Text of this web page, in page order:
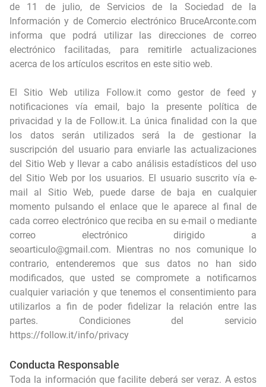
de 11 de julio, de Servicios de la Sociedad de la
Información y de Comercio electrónico BruceArconte.com
informa que podrá utilizar las direcciones de correo
electrónico facilitadas, para remitirle actualizaciones
acerca de los artículos escritos en este sitio web.
El Sitio Web utiliza Follow.it como gestor de feed y
notificaciones vía email, bajo la presente política de
privacidad y la de Follow.it. La única finalidad con la que
los datos serán utilizados será la de gestionar la
suscripción del usuario para enviarle las actualizaciones
del Sitio Web y llevar a cabo análisis estadísticos del uso
del Sitio Web por los usuarios. El usuario suscrito vía e-
mail al Sitio Web, puede darse de baja en cualquier
momento pulsando el enlace que le aparece al final de
cada correo electrónico que reciba en su e-mail o mediante
correo electrónico dirigido a
seoarticulo@gmail.com. Mientras no nos comunique lo
contrario, entenderemos que sus datos no han sido
modificados, que usted se compromete a notificarnos
cualquier variación y que tenemos el consentimiento para
utilizarlos a fin de poder fidelizar la relación entre las
partes. Condiciones del servicio
https://follow.it/info/privacy
Conducta Responsable
Toda la información que facilite deberá ser veraz. A estos